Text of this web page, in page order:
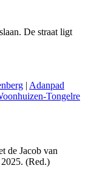
De straat ligt
| Adanpad
Tongelre
de Jacob van
(Red.)